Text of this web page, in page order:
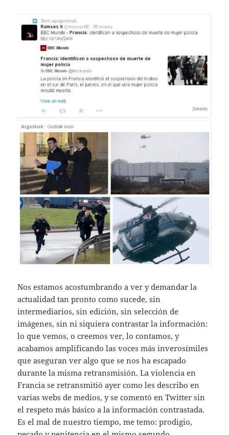
Nos estamos acostumbrando a ver y demandar la
actualidad tan pronto como sucede, sin
intermediarios, sin edición, sin selección de
imágenes, sin ni siquiera contrastar la información:
lo que vemos, o creemos ver, lo contamos, y
acabamos amplificando las voces más inverosímiles
que aseguran ver algo que se nos ha escapado
durante la misma retransmisión. La violencia en
Francia se retransmitió ayer como les describo en
varias webs de medios, y se comentó en Twitter sin
el respeto más básico a la información contrastada.
Es el mal de nuestro tiempo, me temo: prodigio,